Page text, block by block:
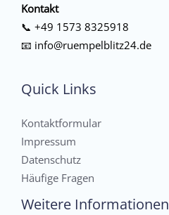
Kontakt
📞 +49 1573 8325918
📧 info@ruempelblitz24.de
Quick Links
Kontaktformular
Impressum
Datenschutz
Häufige Fragen
Weitere Informationen